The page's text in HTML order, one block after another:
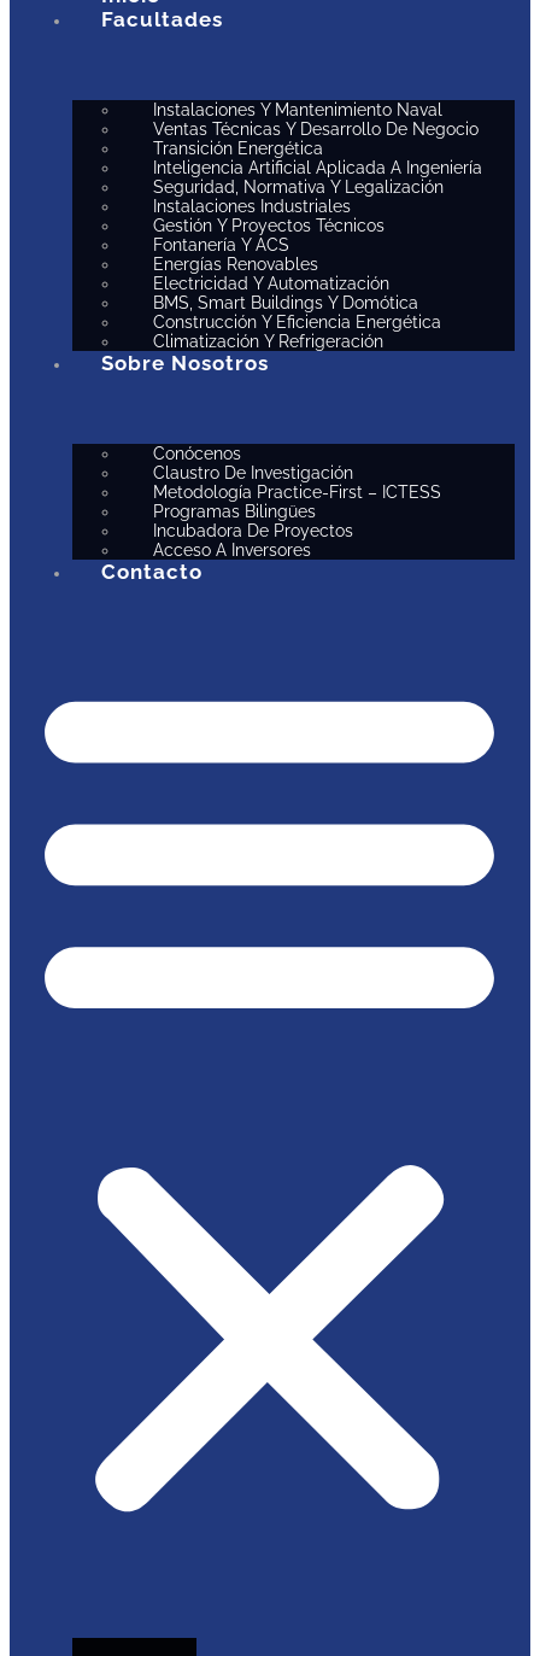
Facultades
Instalaciones Y Mantenimiento Naval
Ventas Técnicas Y Desarrollo De Negocio
Transición Energética
Inteligencia Artificial Aplicada A Ingeniería
Seguridad, Normativa Y Legalización
Instalaciones Industriales
Gestión Y Proyectos Técnicos
Fontanería Y ACS
Energías Renovables
Electricidad Y Automatización
BMS, Smart Buildings Y Domótica
Construcción Y Eficiencia Energética
Climatización Y Refrigeración
Sobre Nosotros
Conócenos
Claustro De Investigación
Metodología Practice-First – ICTESS
Programas Bilingües
Incubadora De Proyectos
Acceso A Inversores
Contacto